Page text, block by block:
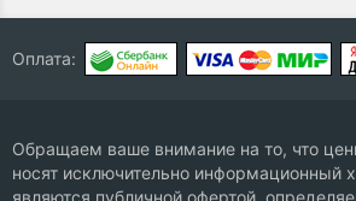
Оплата:
Обращаем ваше внимание на то, что
носят исключительно информационный
являются публичной офертой,